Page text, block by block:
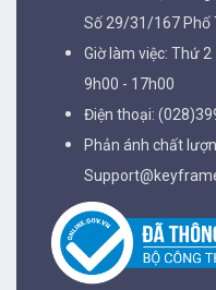
Số 29/31/167 Phố
Giờ làm việc: Thứ
9h00 - 17h00
Điện thoại:
Phản ánh chất